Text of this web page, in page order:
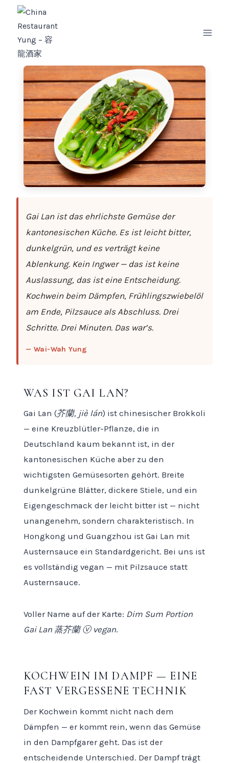
Gai Lan ist das ehrlichste Gemüse der
kantonesischen Küche. Es ist leicht bitter,
dunkelgrün, und es verträgt keine
Ablenkung. Kein Ingwer — das ist keine
Auslassung, das ist eine Entscheidung.
Kochwein beim Dämpfen, Frühlingszwiebelöl
am Ende, Pilzsauce als Abschluss. Drei
Schritte. Drei Minuten. Das war’s.
— Wai-Wah Yung
WAS IST GAI LAN?
Gai Lan (芥蘭, jiè lán) ist chinesischer Brokkoli
— eine Kreuzblütler-Pflanze, die in
Deutschland kaum bekannt ist, in der
kantonesischen Küche aber zu den
wichtigsten Gemüsesorten gehört. Breite
dunkelgrüne Blätter, dickere Stiele, und ein
Eigengeschmack der leicht bitter ist — nicht
unangenehm, sondern charakteristisch. In
Hongkong und Guangzhou ist Gai Lan mit
Austernsauce ein Standardgericht. Bei uns ist
es vollständig vegan — mit Pilzsauce statt
Austernsauce.
Voller Name auf der Karte: Dim Sum Portion
Gai Lan 蒸芥蘭 ⓥ vegan.
KOCHWEIN IM DAMPF — EINE
FAST VERGESSENE TECHNIK
Der Kochwein kommt nicht nach dem
Dämpfen — er kommt rein, wenn das Gemüse
in den Dampfgarer geht. Das ist der
entscheidende Unterschied. Der Dampf trägt